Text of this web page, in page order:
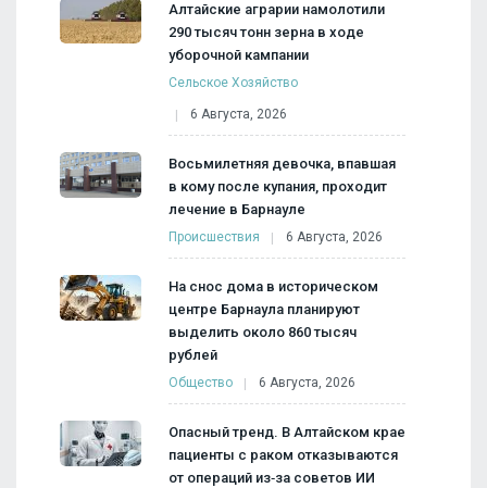
Алтайские аграрии намолотили
290 тысяч тонн зерна в ходе
уборочной кампании
Сельское Хозяйство
6 Августа, 2026
Восьмилетняя девочка, впавшая
в кому после купания, проходит
лечение в Барнауле
Происшествия 6 Августа, 2026
На снос дома в историческом
центре Барнаула планируют
выделить около 860 тысяч
рублей
Общество 6 Августа, 2026
Опасный тренд. В Алтайском крае
пациенты с раком отказываются
от операций из‑за советов ИИ